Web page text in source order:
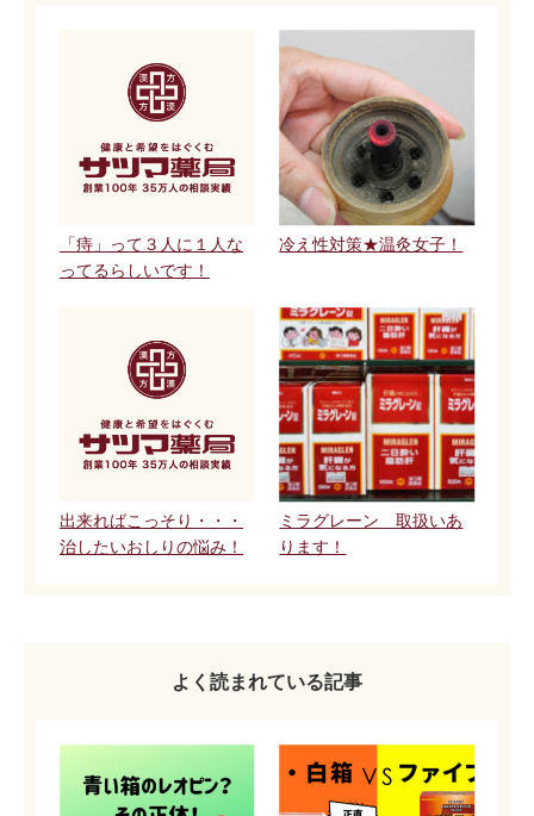
「痔」って３人に１人な
ってるらしいです！
冷え性対策★温灸女子！
出来ればこっそり・・・
治したいおしりの悩み！
ミラグレーン 取扱いあ
ります！
よく読まれている記事